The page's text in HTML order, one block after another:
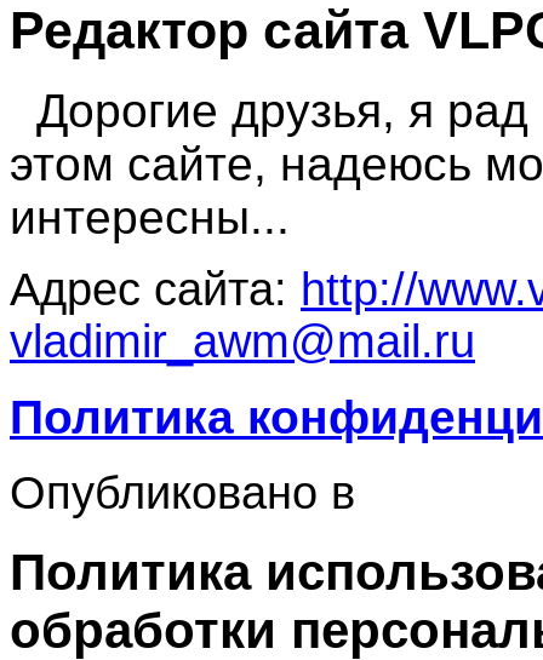
Редактор сайта
Дорогие друзья, я рад
этом сайте, надеюсь
интересны...
Адрес сайта: http://
vladimir_awm@mail.ru
Политика
Опубликовано в
Политика
обработки